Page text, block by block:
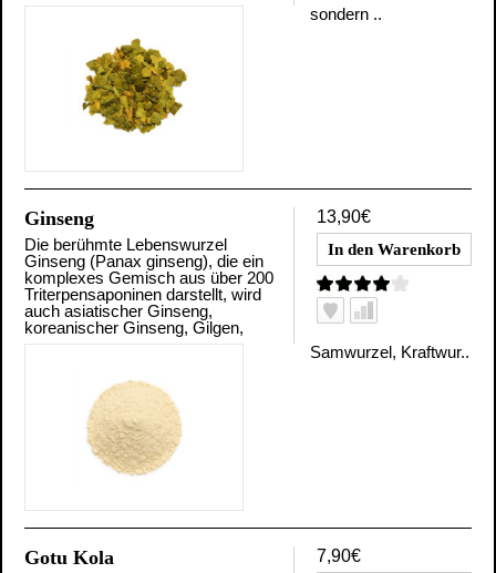
sondern ..
13,90€
Ginseng
Die berühmte Lebenswurzel
Ginseng (Panax ginseng), die ein
komplexes Gemisch aus über 200
Triterpensaponinen darstellt, wird
auch asiatischer Ginseng,
koreanischer Ginseng, Gilgen,
Samwurzel, Kraftwur..
7,90€
Gotu Kola